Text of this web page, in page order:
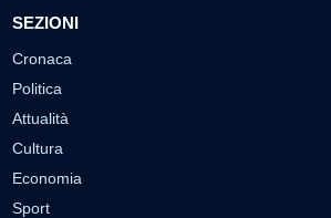
SEZIONI
Cronaca
Politica
Attualità
Cultura
Economia
Sport